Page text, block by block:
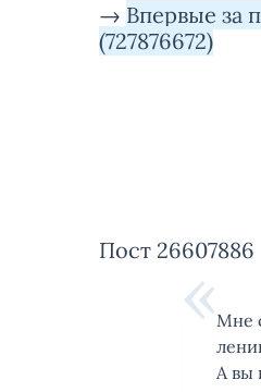
→ Впервые за
(727876672)
Пост 26607886
Мне
А вы